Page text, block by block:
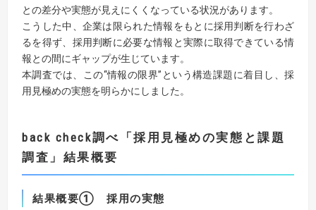
との差分や実態が見えにくくなっている状況があります。
こうした中、企業は限られた情報をもとに採用判断を行わざ
るを得ず、採用判断に必要な情報と実際に取得できている情
報との間にギャップが生じています。
本調査では、この“情報の限界”という構造課題に着目し、採
用見極めの実態を明らかにしました。
back check調べ「採用見極めの実態と課題
調査」結果概要
結果概要① 採用の実態